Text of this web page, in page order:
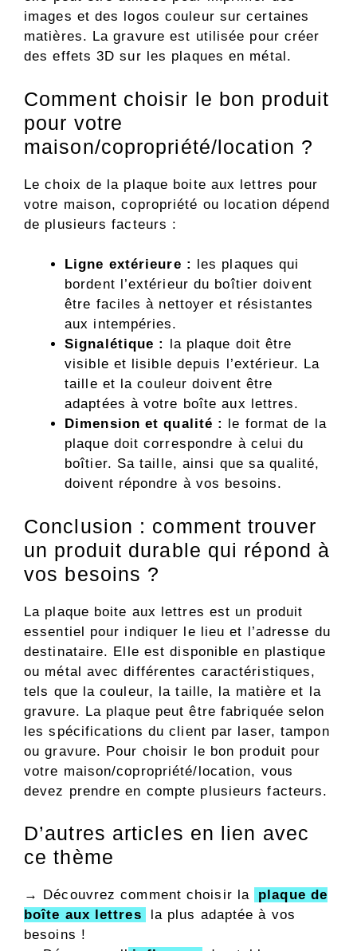
images et des logos couleur sur certaines
matières. La gravure est utilisée pour créer
des effets 3D sur les plaques en métal.
Comment choisir le bon produit
pour votre
maison/copropriété/location ?
Le choix de la plaque boite aux lettres pour
votre maison, copropriété ou location dépend
de plusieurs facteurs :
Ligne extérieure : les plaques qui
bordent l’extérieur du boîtier doivent
être faciles à nettoyer et résistantes
aux intempéries.
Signalétique : la plaque doit être
visible et lisible depuis l’extérieur. La
taille et la couleur doivent être
adaptées à votre boîte aux lettres.
Dimension et qualité : le format de la
plaque doit correspondre à celui du
boîtier. Sa taille, ainsi que sa qualité,
doivent répondre à vos besoins.
Conclusion : comment trouver
un produit durable qui répond à
vos besoins ?
La plaque boite aux lettres est un produit
essentiel pour indiquer le lieu et l’adresse du
destinataire. Elle est disponible en plastique
ou métal avec différentes caractéristiques,
tels que la couleur, la taille, la matière et la
gravure. La plaque peut être fabriquée selon
les spécifications du client par laser, tampon
ou gravure. Pour choisir le bon produit pour
votre maison/copropriété/location, vous
devez prendre en compte plusieurs facteurs.
D’autres articles en lien avec
ce thème
→ Découvrez comment choisir la
plaque de
boîte aux lettres
la plus adaptée à vos
besoins !